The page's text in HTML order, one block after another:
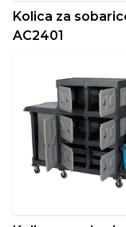
Kolica za
AC2401